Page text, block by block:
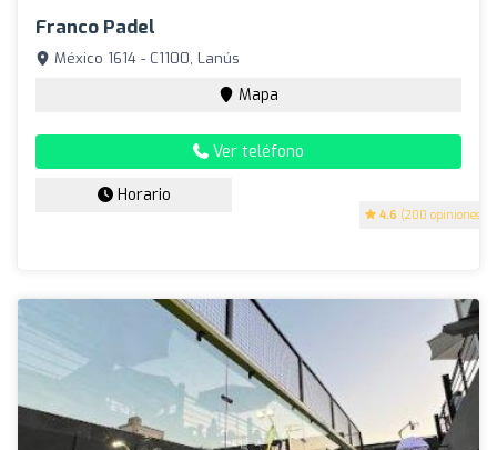
Franco Padel
4.6 (200 opiniones)
México 1614 - C1100, Lanús
Mapa
Ver teléfono
Horario